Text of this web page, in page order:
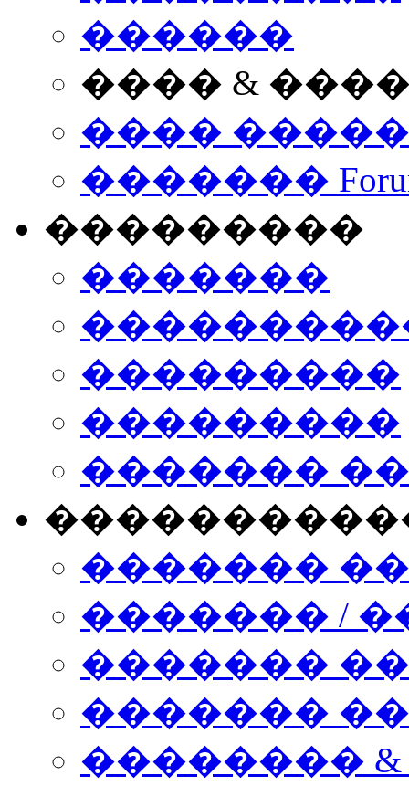
������
���� &
����
�������
���������
�������
���������
���������
�������
�������
������� /
�������
������� ���
��������